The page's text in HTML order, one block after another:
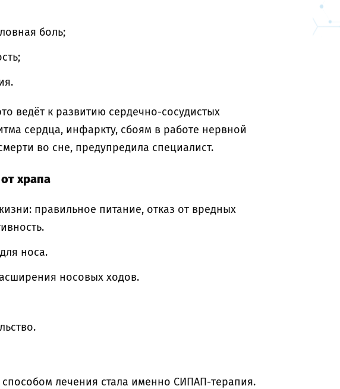
боль;
ведёт к развитию сердечно-сосудистых
сердца, инфаркту, сбоям в работе нервной
во сне, предупредила специалист.
храпа
правильное питание, отказ от вредных
носа.
носовых ходов.
лечения стала именно СИПАП-терапия.